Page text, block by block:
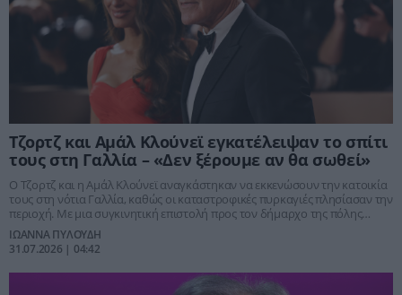
Τζορτζ και Αμάλ Κλούνεϊ εγκατέλειψαν το σπίτι
τους στη Γαλλία – «Δεν ξέρουμε αν θα σωθεί»
Ο Τζορτζ και η Αμάλ Κλούνεϊ αναγκάστηκαν να εκκενώσουν την κατοικία
τους στη νότια Γαλλία, καθώς οι καταστροφικές πυρκαγιές πλησίασαν την
περιοχή. Με μια συγκινητική επιστολή προς τον δήμαρχο της πόλης
εξέφρασαν την αγωνία τους για το αν το σπίτι τους θα αντέξει, αλλά και τη
στήριξή τους στην τοπική κοινωνία.
ΙΩΑΝΝΑ ΠΥΛΟΥΔΗ
31.07.2026 | 04:42